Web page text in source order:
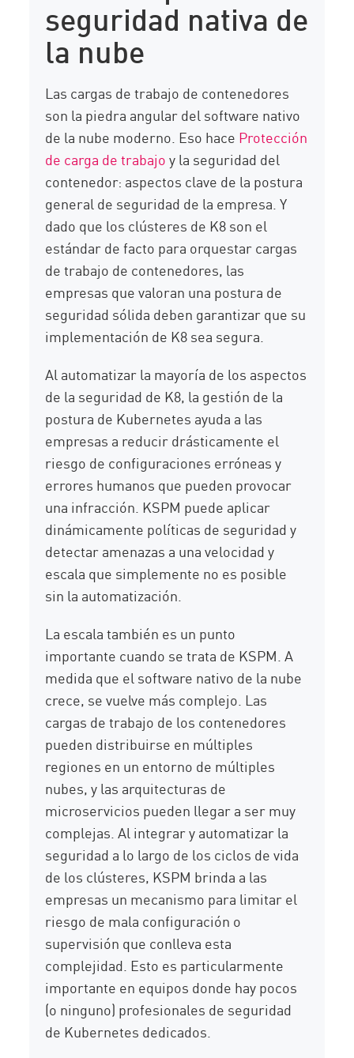
seguridad nativa de
la nube
Las cargas de trabajo de contenedores
son la piedra angular del software nativo
de la nube moderno. Eso hace Protección
de carga de trabajoy la seguridad del
contenedor: aspectos clave de la postura
general de seguridad de la empresa. Y
dado que los clústeres de K8 son el
estándar de facto para orquestar cargas
de trabajo de contenedores, las
empresas que valoran una postura de
seguridad sólida deben garantizar que su
implementación de K8 sea segura.
Al automatizar la mayoría de los aspectos
de la seguridad de K8, la gestión de la
postura de Kubernetes ayuda a las
empresas a reducir drásticamente el
riesgo de configuraciones erróneas y
errores humanos que pueden provocar
una infracción. KSPM puede aplicar
dinámicamente políticas de seguridad y
detectar amenazas a una velocidad y
escala que simplemente no es posible
sin la automatización.
La escala también es un punto
importante cuando se trata de KSPM. A
medida que el software nativo de la nube
crece, se vuelve más complejo. Las
cargas de trabajo de los contenedores
pueden distribuirse en múltiples
regiones en un entorno de múltiples
nubes, y las arquitecturas de
microservicios pueden llegar a ser muy
complejas. Al integrar y automatizar la
seguridad a lo largo de los ciclos de vida
de los clústeres, KSPM brinda a las
empresas un mecanismo para limitar el
riesgo de mala configuración o
supervisión que conlleva esta
complejidad. Esto es particularmente
importante en equipos donde hay pocos
(o ninguno) profesionales de seguridad
de Kubernetes dedicados.